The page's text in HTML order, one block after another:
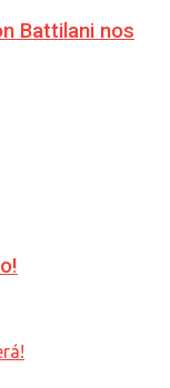
Battilani nos